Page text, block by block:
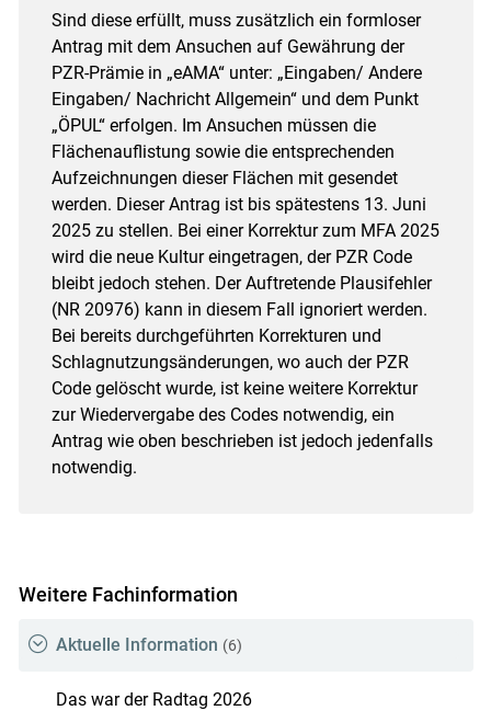
Sind diese erfüllt, muss zusätzlich ein formloser
Antrag mit dem Ansuchen auf Gewährung der
PZR-Prämie in „eAMA“ unter: „Eingaben/ Andere
Eingaben/ Nachricht Allgemein“ und dem Punkt
„ÖPUL“ erfolgen. Im Ansuchen müssen die
Flächenauflistung sowie die entsprechenden
Aufzeichnungen dieser Flächen mit gesendet
werden. Dieser Antrag ist bis spätestens 13. Juni
2025 zu stellen. Bei einer Korrektur zum MFA 2025
wird die neue Kultur eingetragen, der PZR Code
bleibt jedoch stehen. Der Auftretende Plausifehler
(NR 20976) kann in diesem Fall ignoriert werden.
Bei bereits durchgeführten Korrekturen und
Schlagnutzungsänderungen, wo auch der PZR
Code gelöscht wurde, ist keine weitere Korrektur
zur Wiedervergabe des Codes notwendig, ein
Antrag wie oben beschrieben ist jedoch jedenfalls
notwendig.
Weitere Fachinformation
Aktuelle Information (6)
Das war der Radtag 2026